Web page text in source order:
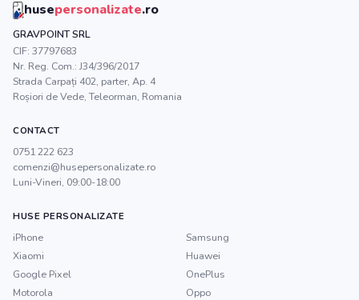
husepersonalizate.ro
GRAVPOINT SRL
CIF: 37797683
Nr. Reg. Com.: J34/396/2017
Strada Carpați 402, parter, Ap. 4
Roșiori de Vede,Teleorman, Romania
CONTACT
0751 222 623
comenzi@husepersonalizate.ro
Luni-Vineri, 09:00-18:00
HUSE PERSONALIZATE
iPhone
Samsung
Xiaomi
Huawei
Google Pixel
OnePlus
Motorola
Oppo